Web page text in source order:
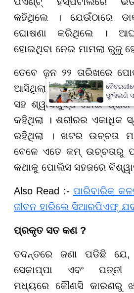
କହିଥିଲେ । ଯେଉଁଠାରେ
ଘୋଷଣା କରିଥିଲେ ।
ହୋଇଥିବା ନେଇ ମାମଲା ରୁଜୁ
ତେବେ ଜୁନ ୨୨ ତାରିଖରେ
ଆସିଥିଲା । କନ୍ୟାର ଶରୀର
ସହ ଶ୍ୱାସରୁଦ୍ଧ ହୋଇ ପ୍ରାଣ
କହିଥିଲା । ଶରୀରର ଏକାଧିକ
ରହିଥିଲା । ଖଟର ଉଚ୍ଚତା
ବେଳେ ଏତେ କମ୍ ଉଚ୍ଚତାରୁ
କଥାକୁ ପୋଲିସ ସହଜରେ
Also Read :- ପାରିବାରିକ
ଜୀବନ ହାରିଲେ ସିଆରପିଏଫ୍
ପ୍ରକୃତ ସତ କଣ ?
ତଦନ୍ତରେ ଜଣା ପଡିଛି
ସେକାପ୍ପା ଏବଂ ପତ୍ନୀ
ମଧ୍ୟରେ କୌଣସି କାରଣରୁ
ଫୁଲିଲାଣି
ବନ୍ୟା ଭୟ